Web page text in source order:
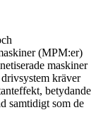
(MPM:er)
maskiner
kräver
betydande
samtidigt som de